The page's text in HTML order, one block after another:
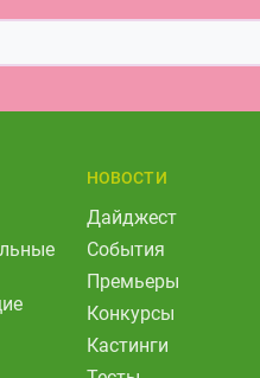
НОВОСТИ
Дайджест
События
Премьеры
Конкурсы
Кастинги